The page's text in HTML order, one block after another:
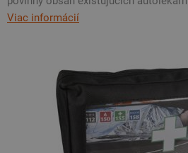
Viac informácií